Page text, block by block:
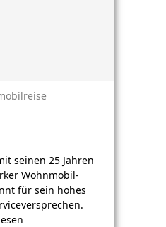
seinen 25 Jahren
Wohnmobil-
für sein hohes